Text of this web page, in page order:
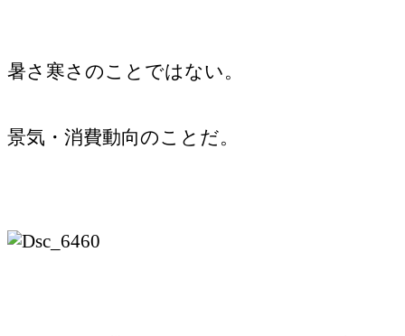
暑さ寒さのことではない。
景気・消費動向のことだ。